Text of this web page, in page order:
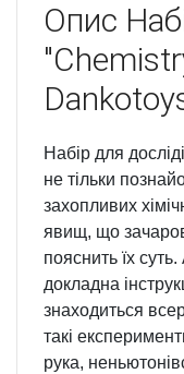
Опис
Набір для
не тільки
захопливих
явищ, що
пояснить їх
докладна
знаходиться
такі
рука,